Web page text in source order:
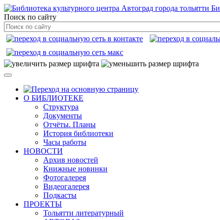
Поиск по сайту
О БИБЛИОТЕКЕ
Структура
Документы
Отчёты. Планы
История библиотеки
Часы работы
НОВОСТИ
Архив новостей
Книжные новинки
Фотогалерея
Видеогалерея
Подкасты
ПРОЕКТЫ
Тольятти литературный